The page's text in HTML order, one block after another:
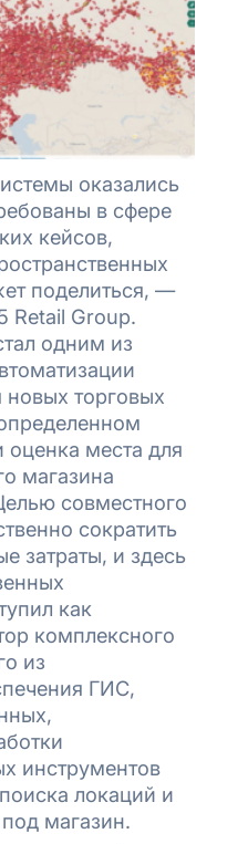
оказались
в сфере
кейсов,
поделиться, —
Retail Group.
одним из
новых торговых
оценка места для
магазина
совместного
сократить
затраты, и здесь
как
комплексного
из
ГИС,
инструментов
локаций и
магазин.